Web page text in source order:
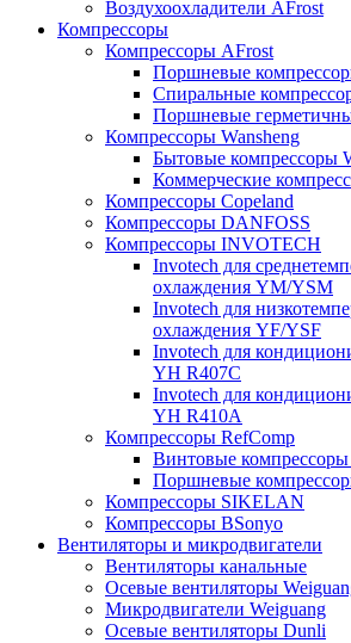
Воздухоохладители AFrost
Компрессоры
Компрессоры AFrost
Поршневые
Спиральные
Поршневые
Компрессоры Wansheng
Бытовые компрессоры
Коммерческие
Компрессоры Copeland
Компрессоры DANFOSS
Компрессоры INVOTECH
Invotech для
охлаждения YM/YSM
Invotech для
охлаждения YF/YSF
Invotech для
YH R407C
Invotech для
YH R410A
Компрессоры RefComp
Винтовые
Поршневые
Компрессоры SIKELAN
Компрессоры BSonyo
Вентиляторы и микродвигатели
Вентиляторы канальные
Осевые вентиляторы
Микродвигатели Weiguang
Осевые вентиляторы Dunli